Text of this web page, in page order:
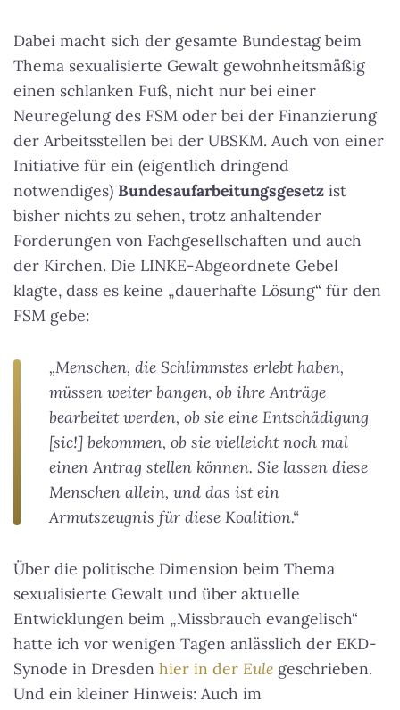
Dabei macht sich der gesamte Bundestag beim
Thema sexualisierte Gewalt gewohnheitsmäßig
einen schlanken Fuß, nicht nur bei einer
Neuregelung des FSM oder bei der Finanzierung
der Arbeitsstellen bei der UBSKM. Auch von einer
Initiative für ein (eigentlich dringend
notwendiges) Bundesaufarbeitungsgesetz ist
bisher nichts zu sehen, trotz anhaltender
Forderungen von Fachgesellschaften und auch
der Kirchen. Die LINKE-Abgeordnete Gebel
klagte, dass es keine „dauerhafte Lösung“ für den
FSM gebe:
„Menschen, die Schlimmstes erlebt haben,
müssen weiter bangen, ob ihre Anträge
bearbeitet werden, ob sie eine Entschädigung
[sic!] bekommen, ob sie vielleicht noch mal
einen Antrag stellen können. Sie lassen diese
Menschen allein, und das ist ein
Armutszeugnis für diese Koalition.“
Über die politische Dimension beim Thema
sexualisierte Gewalt und über aktuelle
Entwicklungen beim „Missbrauch evangelisch“
hatte ich vor wenigen Tagen anlässlich der EKD-
Synode in Dresden hier in der Eule geschrieben.
Und ein kleiner Hinweis: Auch im